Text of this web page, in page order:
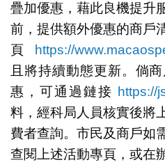
疊加優惠，藉此良機提升
前，提供額外優惠的商戶
頁
https://
且將持續動態更新。倘
惠，可通過鏈接 https://
料，經科局人員核實後將
費者查詢。市民及商戶如
查閱上述活動專頁，或在